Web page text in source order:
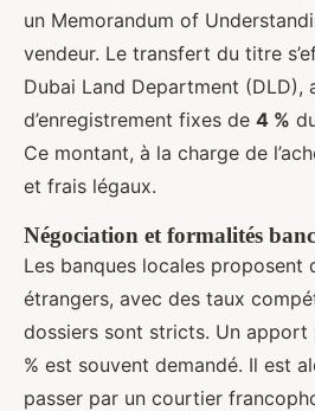
un Memorandum of
vendeur. Le transfert du titre
Dubai Land Department (DLD),
d’enregistrement fixes de 4 %
Ce montant, à la charge de
et frais légaux.
Négociation et formalités
Les banques locales proposent
étrangers, avec des taux
dossiers sont stricts. Un apport
% est souvent demandé. Il est
passer par un courtier